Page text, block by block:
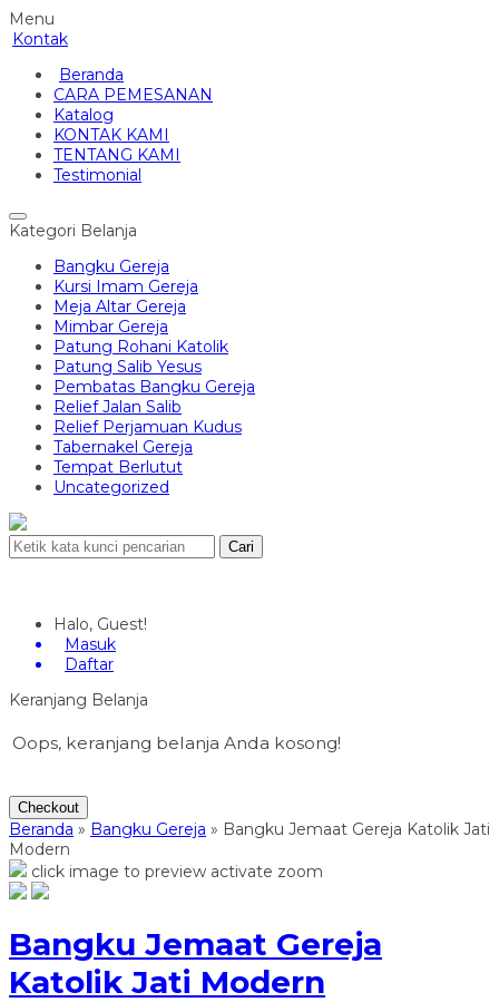
Menu
Kontak
Beranda
CARA PEMESANAN
Katalog
KONTAK KAMI
TENTANG KAMI
Testimonial
Kategori Belanja
Bangku Gereja
Kursi Imam Gereja
Meja Altar Gereja
Mimbar Gereja
Patung Rohani Katolik
Patung Salib Yesus
Pembatas Bangku Gereja
Relief Jalan Salib
Relief Perjamuan Kudus
Tabernakel Gereja
Tempat Berlutut
Uncategorized
Cari
Halo, Guest!
Masuk
Daftar
Keranjang Belanja
Oops, keranjang belanja Anda kosong!
Checkout
Beranda » Bangku Gereja » Bangku Jemaat Gereja Katolik Jati
Modern
click image to preview activate zoom
Bangku Jemaat Gereja
Katolik Jati Modern